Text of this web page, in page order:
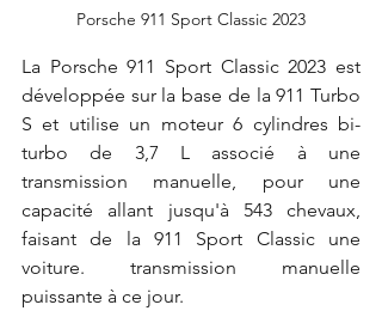
Porsche 911 Sport Classic 2023
La Porsche 911 Sport Classic 2023 est
développée sur la base de la 911 Turbo
S et utilise un moteur 6 cylindres bi-
turbo de 3,7 L associé à une
transmission manuelle, pour une
capacité allant jusqu'à 543 chevaux,
faisant de la 911 Sport Classic une
voiture. transmission manuelle
puissante à ce jour.